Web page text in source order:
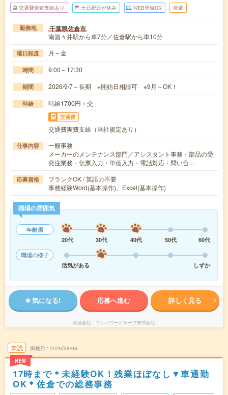
交通費別途支給あり 土日祝日が休み WEB登録OK 派遣
勤務地 千葉県佐倉市
南酒々井駅から車7分／佐倉駅から車10分
曜日頻度 月～金
時間 9:00～17:30
期間 2026/9/7～長期 ※開始日相談可 ※9月～OK！
時給 時給1700円＋交
交通費
交通費実費支給（当社規定あり）
仕事内容
一般事務
メーカーのメンテナンス部門／アシスタント事務・部品の受
発注業務・伝票入力・単価入力・電話対応・問い合…
応募資格
ブランクOK / 英語力不要
事務経験Word(基本操作)、Excel(基本操作)
職場の雰囲気
年齢層
20代
30代 40代 50代
60代
職場の様子
活気がある
しずか
気になる! 応募へ進む 詳しく見る
派遣会社 マンパワーグループ株式会社
未読
NEW
掲載日 2026/08/06
17時まで＊未経験OK！残業ほぼなし▼車通勤
OK＊佐倉での総務事務